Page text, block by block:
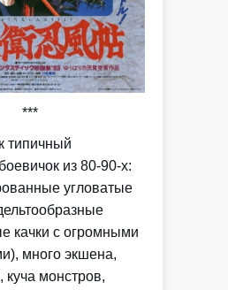
***
типичный
из 80-90-х:
угловатые
качки с огромными
много экшена,
куча монстров,